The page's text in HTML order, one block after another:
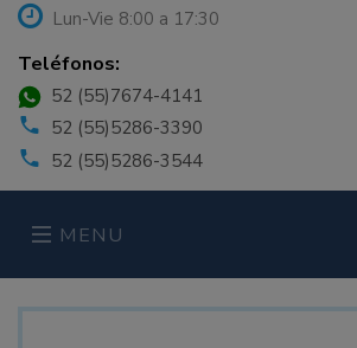
Lun-Vie 8:00 a 17:30
Teléfonos:
52 (55)7674-4141
52 (55)5286-3390
52 (55)5286-3544
MENU